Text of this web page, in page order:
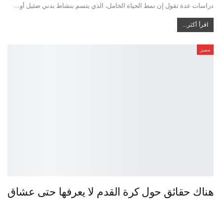
دراسات عدة تقول إن نمط الحياة الخامل، الذي يتسم بنشاط بدني ضئيل أو…
اقرأ أكثر...
مميز
هناك حقائق حول كرة القدم لا يعرفها حتى عشاق